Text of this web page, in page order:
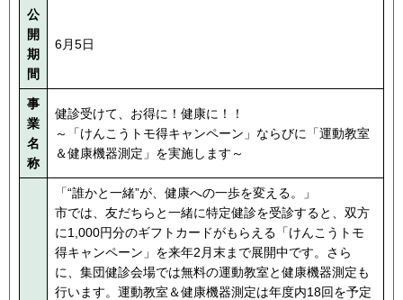
公
開
期
間
6月5日
事
業
名
称
健診受けて、お得に！健康に！！
～「けんこうトモ得キャンペーン」ならびに「運動教室
＆健康機器測定」を実施します～
「“誰かと一緒”が、健康への一歩を変える。」
市では、友だちらと一緒に特定健診を受診すると、双方
に1,000円分のギフトカードがもらえる「けんこうトモ
得キャンペーン」を来年2月末まで展開中です。さら
に、集団健診会場では無料の運動教室と健康機器測定も
行います。運動教室＆健康機器測定は年度内18回を予定